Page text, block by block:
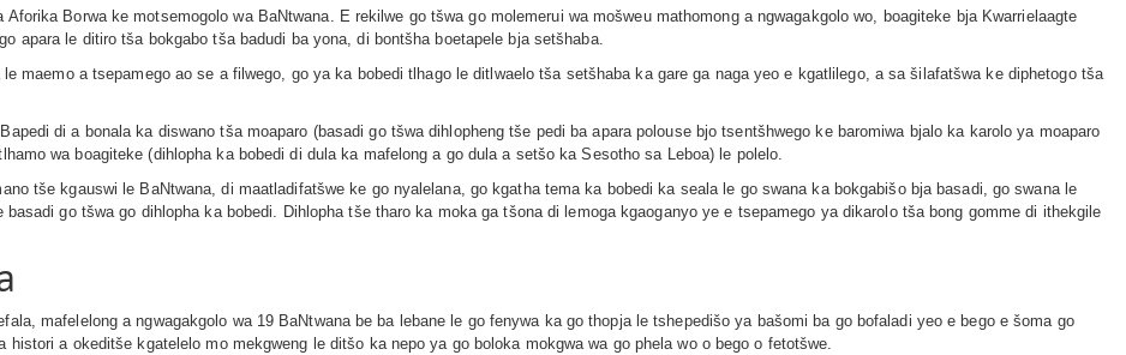
Borwa ke motsemogolo wa BaNtwana. E rekilwe go tšwa go molemerui wa mošweu mathomong a ngwagakgolo wo, boagiteke bja Kwarrielaagte
apara le ditiro tša bokgabo tša badudi ba yona, di bontšha boetapele bja setšhaba.
maemo a tsepamego ao se a filwego, go ya ka bobedi tlhago le ditlwaelo tša setšhaba ka gare ga naga yeo e kgatlilego, a sa šilafatšwa ke diphetogo tša
di a bonala ka diswano tša moaparo (basadi go tšwa dihlopheng tše pedi ba apara polouse bjo tsentšhwego ke baromiwa bjalo ka karolo ya moaparo
wa boagiteke (dihlopha ka bobedi di dula ka mafelong a go dula a setšo ka Sesotho sa Leboa) le polelo.
tše kgauswi le BaNtwana, di maatladifatšwe ke go nyalelana, go kgatha tema ka bobedi ka seala le go swana ka bokgabišo bja basadi, go swana le
go tšwa go dihlopha ka bobedi. Dihlopha tše tharo ka moka ga tšona di lemoga kgaoganyo ye e tsepamego ya dikarolo tša bong gomme di ithekgile
mafelelong a ngwagakgolo wa 19 BaNtwana be ba lebane le go fenywa ka go thopja le tshepedišo ya bašomi ba go bofaladi yeo e bego e šoma go
histori a okeditše kgatelelo mo mekgweng le ditšo ka nepo ya go boloka mokgwa wa go phela wo o bego o fetotšwe.